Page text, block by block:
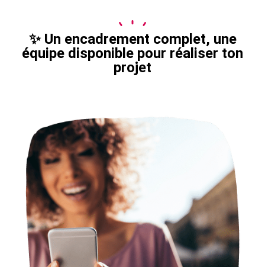
✨ Un encadrement complet, une
équipe disponible pour réaliser ton
projet